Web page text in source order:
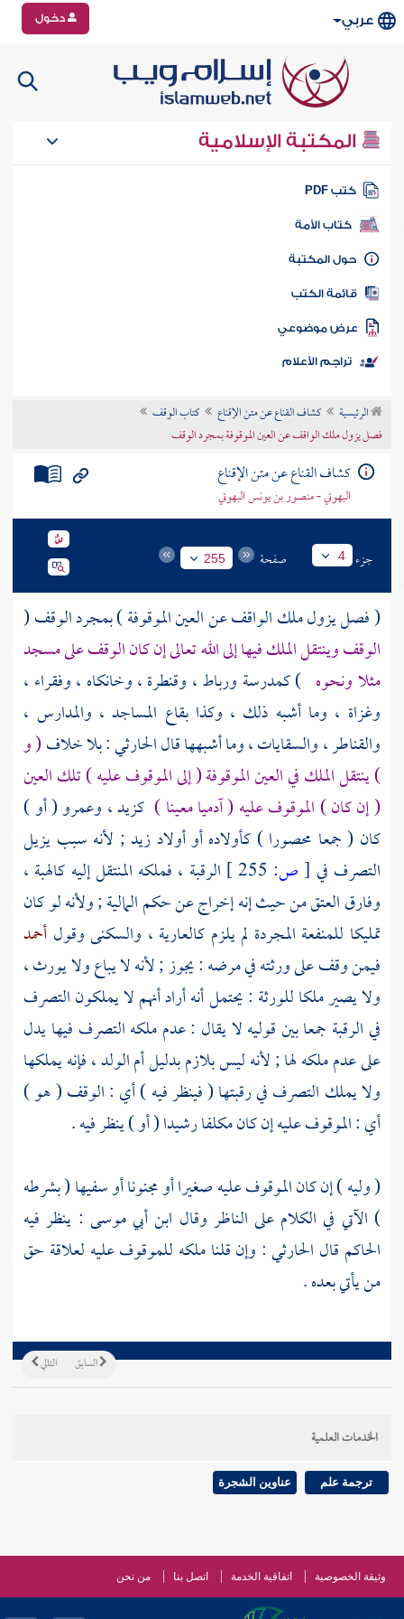
عربي دخول
المكتبة الإسلامية
كتب PDF
كتاب الأمة
المكتبة
الكتب
موضوعي
تراجم الأعلام
الرئيسية كشاف القناع عن متن الإقناع
كتاب الوقف
فصل يزول ملك الواقف عن العين الموقوفة بمجرد الوقف
كشاف القناع عن متن الإقناع
البهوتي - منصور بن يونس البهوتي
جزء 4 صفحة 255
( فصل يزول ملك الواقف عن العين الموقوفة ) بمجرد الوقف (
الوقف وينتقل الملك فيها إلى الله تعالى إن كان الوقف على مسجد
مثلا ونحوه ) كمدرسة ورباط ، وقنطرة ، وخانكاه ، وفقراء ،
وغزاة ، وما أشبه ذلك ، وكذا بقاع المساجد ، والمدارس ،
والقناطر ، والسقايات ، وما أشبهها قالالحارثي: بلا خلاف( و
) ينتقل الملك في العين الموقوفة ( إلى الموقوف عليه ) تلك العين
( إن كان ) الموقوف عليه ( آدميا معينا ) كزيد ، وعمرو ( أو )
كان ( جمعا محصورا ) كأولاده أو أولاد زيد ; لأنه سبب يزيل
التصرف في [ص:
الرقبة ، فملكه المنتقل إليه كالهبة ،
وفارق العتق من حيث إنه إخراج عن حكم المالية ; ولأنه لو كان
تمليكا للمنفعة المجردة لم يلزم كالعارية ، والسكنى وقول أحمد
فيمن وقف على ورثته في مرضه : يجوز ; لأنه لا يباع ولا يورث ،
ولا يصير ملكا للورثة : يحتمل أنه أراد أنهم لا يملكون التصرف
في الرقبة جمعا بين قوليه لا يقال : عدم ملكه التصرف فيها يدل
على عدم ملكه لها ; لأنه ليس بلازم بدليل أم الولد ، فإنه يملكها
ولا يملك التصرف في رقبتها ( فينظر فيه ) أي : الوقف ( هو )
أي : الموقوف عليه إن كان مكلفا رشيدا ( أو ) ينظر فيه .
( وليه ) إن كان الموقوف عليه صغيرا أو مجنونا أو سفيها ( بشرطه
) الآتي في الكلام على الناظر وقال ابن أبي موسى : ينظر فيه
الحاكم قال الحارثي: وإن قلنا ملكه للموقوف عليه لعلاقة حق
من يأتي بعده .
التالي السابق
الخدمات العلمية
ترجمة علم عناوين الشجرة
وثيقة الخصوصية اتفاقية الخدمة اتصل بنا من نحن